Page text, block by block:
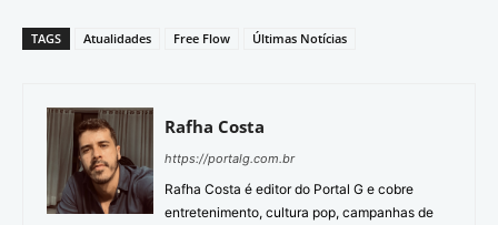
TAGS Atualidades Free Flow Últimas Notícias
Rafha Costa
https://portalg.com.br
Rafha Costa é editor do Portal G e cobre
entretenimento, cultura pop, campanhas de